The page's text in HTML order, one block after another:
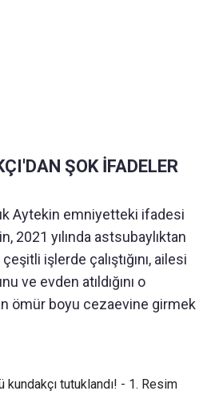
ŞOK İFADELER
Aytekin emniyetteki ifadesi
2021 yılında astsubaylıktan
işlerde çalıştığını, ailesi
ve evden atıldığını o
ömür boyu cezaevine girmek